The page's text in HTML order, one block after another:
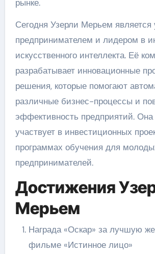
рынке.
Сегодня Узерли Мерьем
предпринимателем и лидером в
искусственного интеллекта. Её
разрабатывает инновационные
решения, которые помогают
различные бизнес-процессы и
эффективность предприятий. Она
участвует в инвестиционных
программах обучения для
предпринимателей.
Достижения
Мерьем
Награда «Оскар» за лучшую
фильме «Истинное лицо»